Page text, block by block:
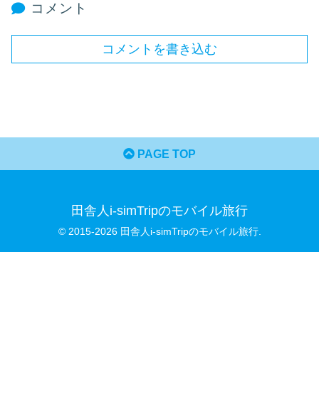
コメント
コメントを書き込む
PAGE TOP
田舎人i-simTripのモバイル旅行
© 2015-2026 田舎人i-simTripのモバイル旅行.